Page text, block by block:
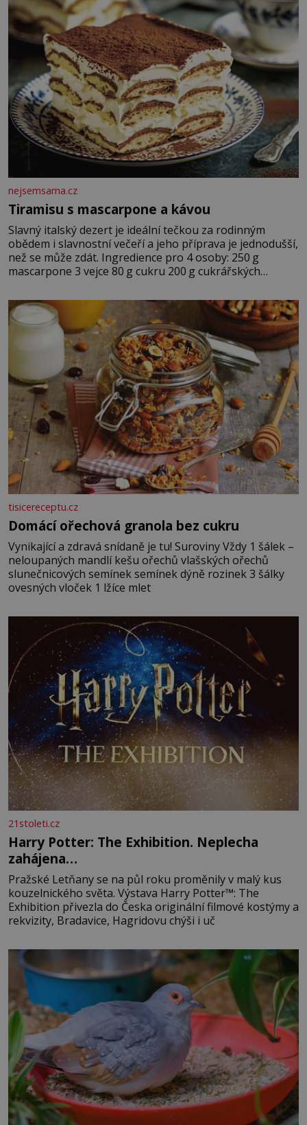
nejsemsama.cz
Tiramisu s mascarpone a kávou
Slavný italský dezert je ideální tečkou za rodinným
obědem i slavnostní večeří a jeho příprava je jednodušší,
než se může zdát. Ingredience pro 4 osoby: 250 g
mascarpone 3 vejce 80 g cukru 200 g cukrářských
posypání Postup: Oddělte žloutky od bílků. Žloutky
vyšlehejte s cukrem do světlé pěny a postupně do nich
vmíchejte mascarpone, aby vznikl hladký
tisicereceptu.cz
Domácí ořechová granola bez cukru
Vynikající a zdravá snídaně je tu! Suroviny Vždy 1 šálek –
neloupaných mandlí kešu ořechů vlašských ořechů
slunečnicových semínek semínek dýně rozinek 3 šálky
ovesných vloček 1 lžíce mlet
21stoleti.cz
Harry Potter: The Exhibition. Neplecha
zahájena…
Pražské Letňany se na půl roku proměnily v malý kus
kouzelnického světa. Výstava Harry Potter™: The
Exhibition přivezla do Česka originální filmové kostýmy a
rekvizity, Bradavice, Hagridovu chýši i uč